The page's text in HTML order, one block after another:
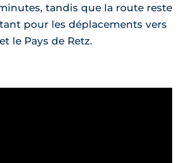
tandis que la route reste
pour les déplacements vers
le Pays de Retz.